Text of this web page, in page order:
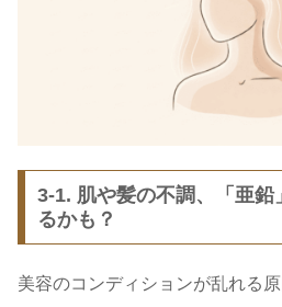
3-1. 肌や髪の不調、「亜鉛
るかも？
美容のコンディションが乱れる原